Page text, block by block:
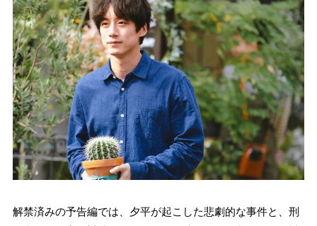
解禁済みの予告編では、夕平が起こした悲劇的な事件と、刑